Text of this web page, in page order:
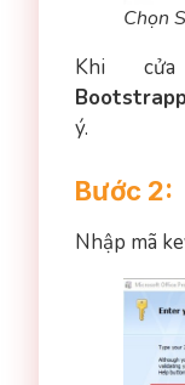
Chọn
Khi
ý.
Bước 2:
Nhập mã